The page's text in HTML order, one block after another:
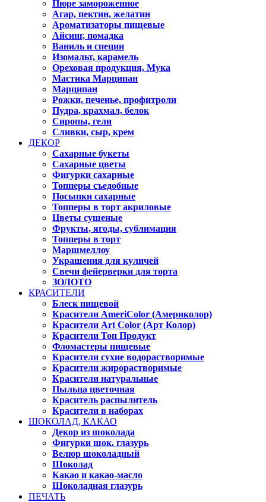
Пюре замороженное
Агар, пектин, желатин
Ароматизаторы пищевые
Айсинг, помадка
Ваниль и специи
Изомальт, карамель
Ореховая продукция, Мука
Мастика Марципан
Марципан
Рожки, печенье, профитроли
Пудра, крахмал, белок
Сиропы, гели
Сливки, сыр, крем
ДЕКОР
Сахарные букеты
Сахарные цветы
Фигурки сахарные
Топперы съедобные
Посыпки сахарные
Топперы в торт акриловые
Цветы сушеные
Фрукты, ягоды, сублимация
Топперы в торт
Маршмеллоу
Украшения для куличей
Свечи фейерверки для торта
ЗОЛОТО
КРАСИТЕЛИ
Блеск пищевой
Красители AmeriColor (Америколор)
Красители Art Color (Арт Колор)
Красители Топ Продукт
Фломастеры пищевые
Красители сухие водорастворимые
Красители жирорастворимые
Красители натуральные
Пыльца цветочная
Краситель распылитель
Красители в наборах
ШОКОЛАД, КАКАО
Декор из шоколада
Фигурки шок. глазурь
Велюр шоколадный
Шоколад
Какао и какао-масло
Шоколадная глазурь
ПЕЧАТЬ